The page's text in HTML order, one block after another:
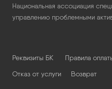
Национальная ассоциация
управлению проблемными
Реквизиты БК Правила
Отказ от услуги Возврат